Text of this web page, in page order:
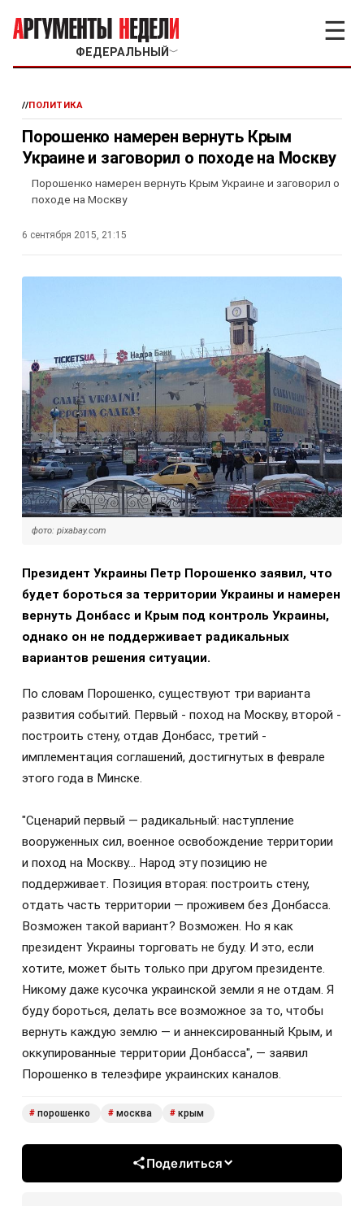
ФЕДЕРАЛЬНЫЙ ﹀
☰
//ПОЛИТИКА
Порошенко намерен вернуть Крым
Украине и заговорил о походе на Москву
Порошенко намерен вернуть Крым Украине и заговорил о
походе на Москву
6 сентября 2015, 21:15
фото: pixabay.com
Президент Украины Петр Порошенко заявил, что
будет бороться за территории Украины и намерен
вернуть Донбасс и Крым под контроль Украины,
однако он не поддерживает радикальных
вариантов решения ситуации.
По словам Порошенко, существуют три варианта
развития событий. Первый - поход на Москву, второй -
построить стену, отдав Донбасс, третий -
имплементация соглашений, достигнутых в феврале
этого года в Минске.
"Сценарий первый — радикальный: наступление
вооруженных сил, военное освобождение территории
и поход на Москву… Народ эту позицию не
поддерживает. Позиция вторая: построить стену,
отдать часть территории — проживем без Донбасса.
Возможен такой вариант? Возможен. Но я как
президент Украины торговать не буду. И это, если
хотите, может быть только при другом президенте.
Никому даже кусочка украинской земли я не отдам. Я
буду бороться, делать все возможное за то, чтобы
вернуть каждую землю — и аннексированный Крым, и
оккупированные территории Донбасса", — заявил
Порошенко в телеэфире украинских каналов.
# порошенко # москва # крым
Поделиться